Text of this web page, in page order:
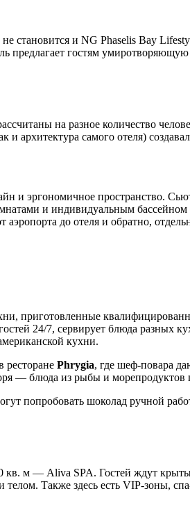
и NG Phaselis Bay
предлагает гостям
на разное количество
архитектура самого отеля)
и эргономичное пространство.
и индивидуальным
до отеля и обратно,
приготовленные
24/7, сервирует блюда разных
кухни.
ресторане Phrygia, где шеф-повара
— блюда из рыбы и морепродуктов
попробовать шоколад ручной
кв. м — Aliva SPA. Гостей ждут
Также здесь есть VIP-зоны,